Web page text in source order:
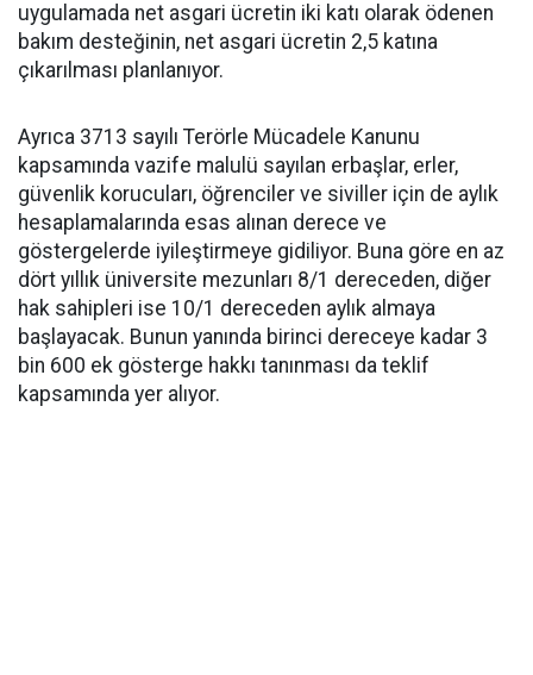
uygulamada net asgari ücretin iki katı olarak ödenen
bakım desteğinin, net asgari ücretin 2,5 katına
çıkarılması planlanıyor.
Ayrıca 3713 sayılı Terörle Mücadele Kanunu
kapsamında vazife malulü sayılan erbaşlar, erler,
güvenlik korucuları, öğrenciler ve siviller için de aylık
hesaplamalarında esas alınan derece ve
göstergelerde iyileştirmeye gidiliyor. Buna göre en az
dört yıllık üniversite mezunları 8/1 dereceden, diğer
hak sahipleri ise 10/1 dereceden aylık almaya
başlayacak. Bunun yanında birinci dereceye kadar 3
bin 600 ek gösterge hakkı tanınması da teklif
kapsamında yer alıyor.